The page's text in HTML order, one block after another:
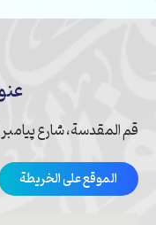
قم المقدسة، شارع
الموقع على الخريطة